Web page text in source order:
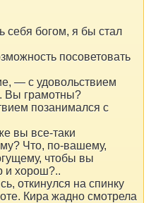
себя богом, я бы стал
посоветовать
— с удовольствием
Вы грамотны?
позанимался с
вы все-таки
Что, по-вашему,
чтобы вы
и хорош?..
откинулся на спинку
Кира жадно смотрела